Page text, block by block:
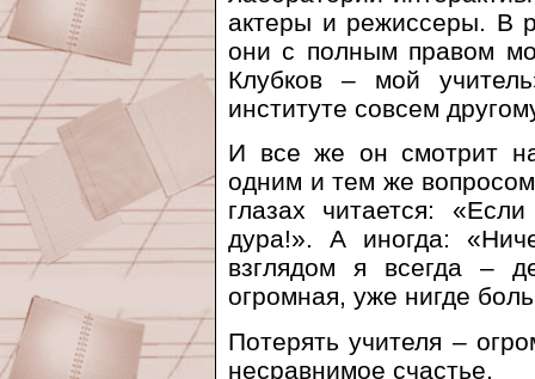
актеры и режиссеры. В
они с полным правом
Клубков – мой
институте совсем
И все же он смотрит
одним и тем же
глазах читается:
дура!». А иногда:
взглядом я всегда –
огромная, уже нигде
Потерять учителя –
несравнимое счастье.